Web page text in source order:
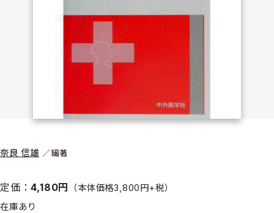
奈良 信雄 編著
定価：4,180円 （本体価格3,800円+税）
在庫あり